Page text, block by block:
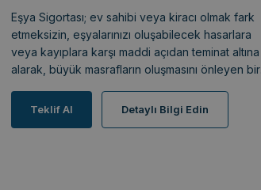
Eşya Sigortası; ev sahibi veya kiracı olmak fark
etmeksizin, eşyalarınızı oluşabilecek hasarlara
veya kayıplara karşı maddi açıdan teminat altına
alarak, büyük masrafların oluşmasını önleyen bir
detaylı bilgi almak ve en uygun eşya sigortası
Teklif Al Detaylı Bilgi Edin